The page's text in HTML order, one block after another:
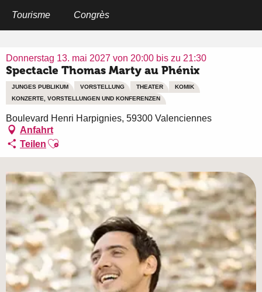
Tourisme Congrès
Donnerstag 13. mai 2027 von 20:00 bis zu 21:30
Spectacle Thomas Marty au Phénix
JUNGES PUBLIKUM VORSTELLUNG THEATER
KOMIK
KONZERTE, VORSTELLUNGEN UND KONFERENZEN
Boulevard Henri Harpignies, 59300 Valenciennes
Anfahrt
Teilen Ajouter aux favoris